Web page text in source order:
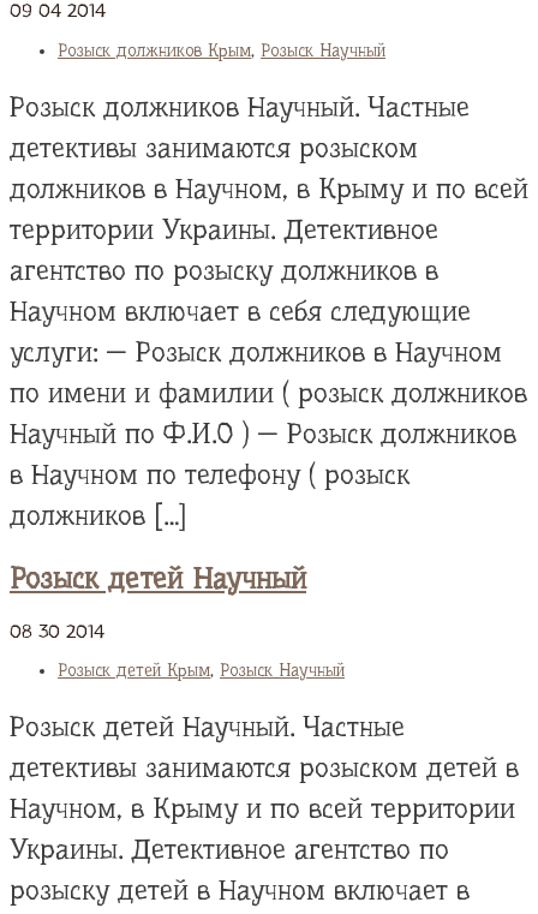
09 04 2014
Розыск должников Крым, Розыск Научный
Розыск должников Научный. Частные
детективы занимаются розыском
должников в Научном, в Крыму и по всей
территории Украины. Детективное
агентство по розыску должников в
Научном включает в себя следующие
услуги: — Розыск должников в Научном
по имени и фамилии ( розыск должников
Научный по Ф.И.О ) — Розыск должников
в Научном по телефону ( розыск
должников […]
Розыск детей Научный
08 30 2014
Розыск детей Крым, Розыск Научный
Розыск детей Научный. Частные
детективы занимаются розыском детей в
Научном, в Крыму и по всей территории
Украины. Детективное агентство по
розыску детей в Научном включает в